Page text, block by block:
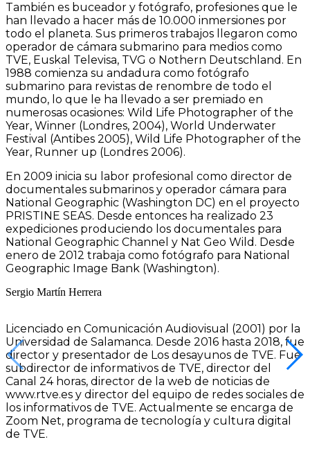
También es buceador y fotógrafo, profesiones que le
han llevado a hacer más de 10.000 inmersiones por
todo el planeta. Sus primeros trabajos llegaron como
operador de cámara submarino para medios como
TVE, Euskal Televisa, TVG o Nothern Deutschland. En
1988 comienza su andadura como fotógrafo
submarino para revistas de renombre de todo el
mundo, lo que le ha llevado a ser premiado en
numerosas ocasiones: Wild Life Photographer of the
Year, Winner (Londres, 2004), World Underwater
Festival (Antibes 2005), Wild Life Photographer of the
Year, Runner up (Londres 2006).
En 2009 inicia su labor profesional como director de
documentales submarinos y operador cámara para
National Geographic (Washington DC) en el proyecto
PRISTINE SEAS. Desde entonces ha realizado 23
expediciones produciendo los documentales para
National Geographic Channel y Nat Geo Wild. Desde
enero de 2012 trabaja como fotógrafo para National
Geographic Image Bank (Washington).
Sergio Martín Herrera
Licenciado en Comunicación Audiovisual (2001) por la
Universidad de Salamanca. Desde 2016 hasta 2018, fue
director y presentador de Los desayunos de TVE. Fue
subdirector de informativos de TVE, director del
Canal 24 horas, director de la web de noticias de
www.rtve.es y director del equipo de redes sociales de
los informativos de TVE. Actualmente se encarga de
Zoom Net, programa de tecnología y cultura digital
de TVE.